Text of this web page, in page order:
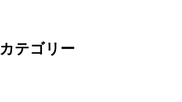
カテゴリー